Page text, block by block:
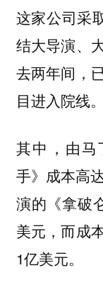
这家公司采
结大导演、
去两年间，
目进入院线。
其中，由马
手》成本高
演的《拿破
美元，而成
1亿美元。